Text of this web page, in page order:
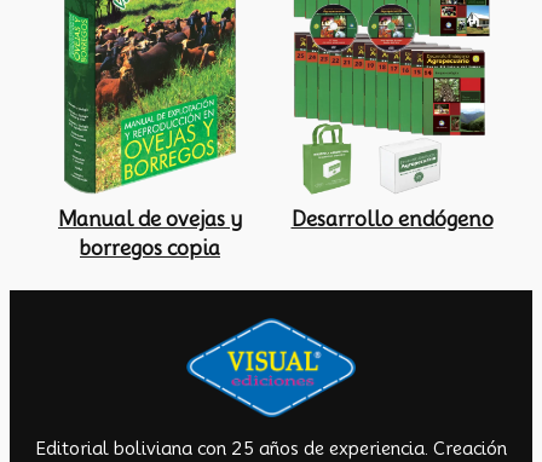
Manual de ovejas y
borregos copia
Desarrollo endógeno
Editorial boliviana con 25 años de experiencia. Creación